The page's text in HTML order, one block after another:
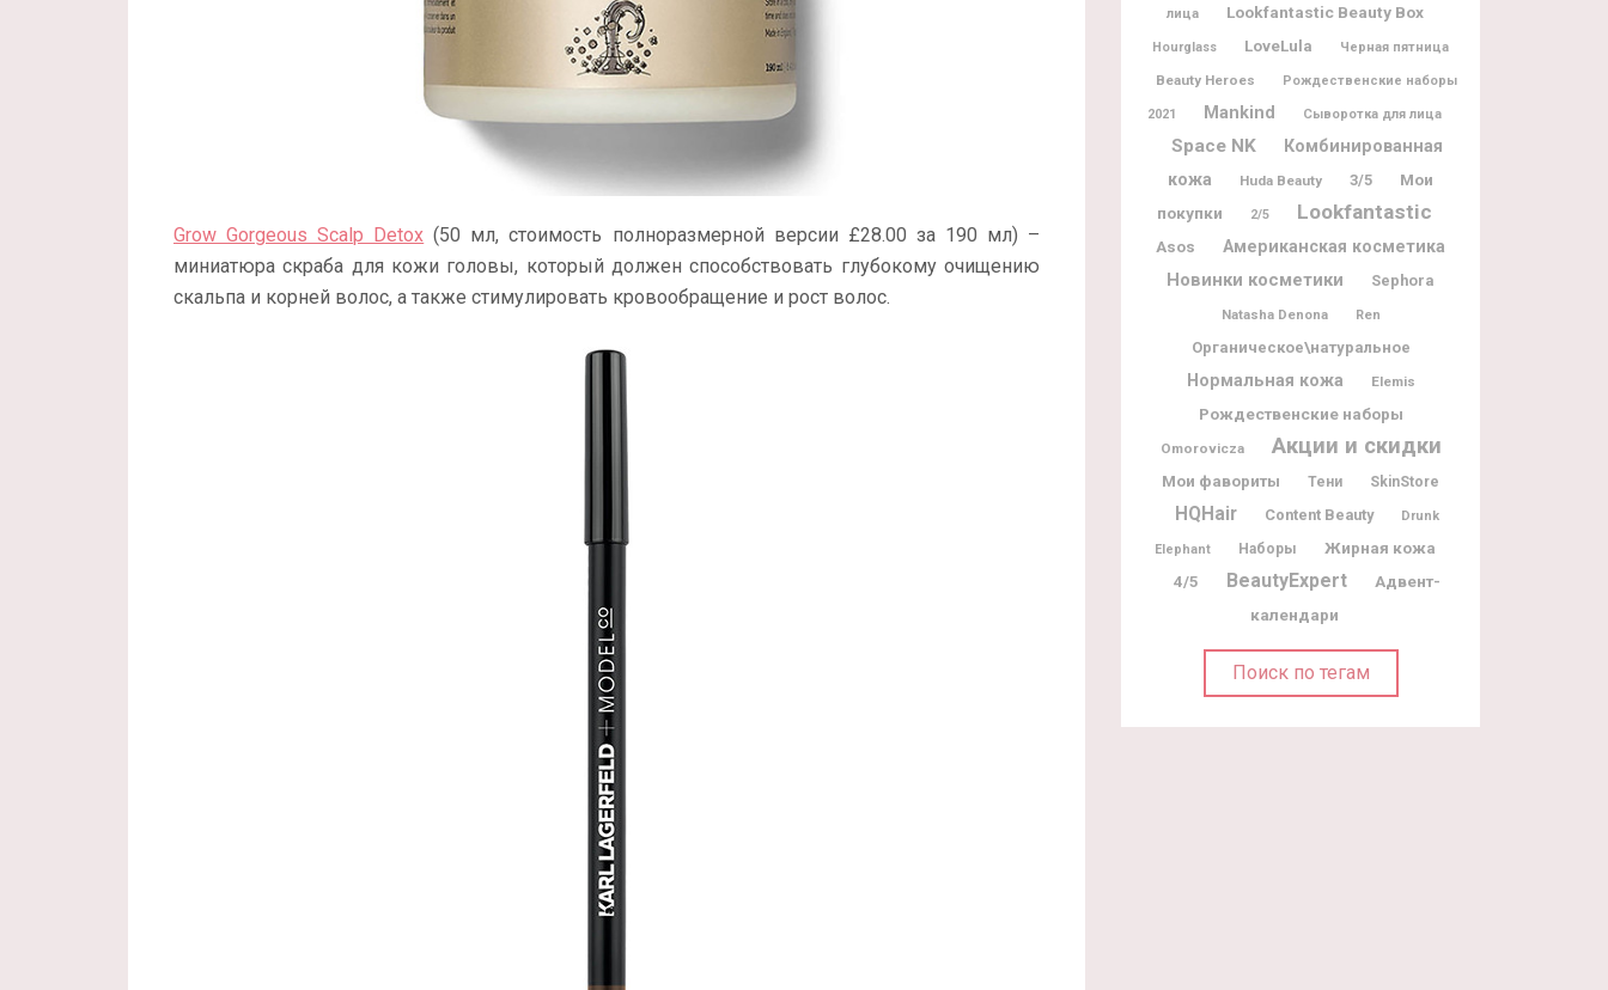
Grow Gorgeous Scalp Detox (50 мл, стоимость полноразмерной версии £28.00 за 190 мл) –
миниатюра скраба для кожи головы, который должен способствовать глубокому очищению
скальпа и корней волос, а также стимулировать кровообращение и рост волос.
лица Lookfantastic Beauty Box
Hourglass LoveLula Черная пятница
Beauty Heroes Рождественские наборы
2021 Mankind Сыворотка для лица
Space NK
Комбинированная
кожа
Huda Beauty 3/5
Мои
покупки
2/5 Lookfantastic
Asos Американская косметика
Новинки косметики Sephora
Natasha Denona Ren
Органическое\натуральное
Нормальная кожа Elemis
Рождественские наборы
Omorovicza Акции и скидки
Мои фавориты Тени SkinStore
HQHair Content Beauty Drunk
Elephant Наборы Жирная кожа
4/5 BeautyExpert
Адвент-
календари
Поиск по тегам